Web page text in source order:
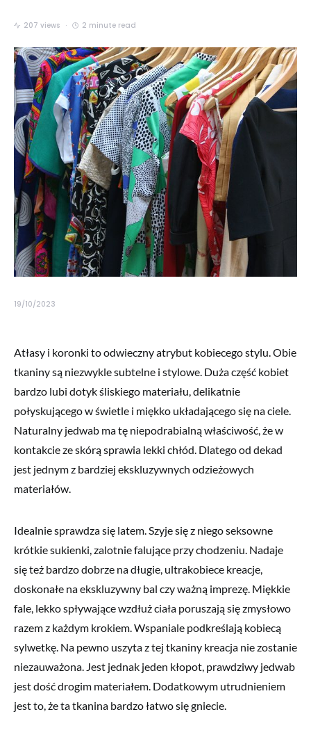
207 views 2 minute read
19/10/2023
Atłasy i koronki to odwieczny atrybut kobiecego stylu. Obie
tkaniny są niezwykle subtelne i stylowe. Duża część kobiet
bardzo lubi dotyk śliskiego materiału, delikatnie
połyskującego w świetle i miękko układającego się na ciele.
Naturalny jedwab ma tę niepodrabialną właściwość, że w
kontakcie ze skórą sprawia lekki chłód. Dlatego od dekad
jest jednym z bardziej ekskluzywnych odzieżowych
materiałów.
Idealnie sprawdza się latem. Szyje się z niego seksowne
krótkie sukienki, zalotnie falujące przy chodzeniu. Nadaje
się też bardzo dobrze na długie, ultrakobiece kreacje,
doskonałe na ekskluzywny bal czy ważną imprezę. Miękkie
fale, lekko spływające wzdłuż ciała poruszają się zmysłowo
razem z każdym krokiem. Wspaniale podkreślają kobiecą
sylwetkę. Na pewno uszyta z tej tkaniny kreacja nie zostanie
niezauważona. Jest jednak jeden kłopot, prawdziwy jedwab
jest dość drogim materiałem. Dodatkowym utrudnieniem
jest to, że ta tkanina bardzo łatwo się gniecie.